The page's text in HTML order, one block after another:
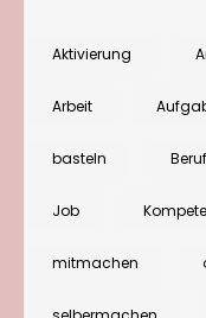
Aktivierung
Arbeit
basteln Beruf
Job
mitmachen